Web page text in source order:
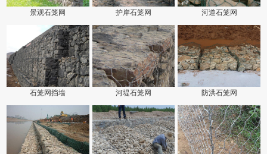
景观石笼网 护岸石笼网 河道石笼网
石笼网挡墙 河堤石笼网 防洪石笼网